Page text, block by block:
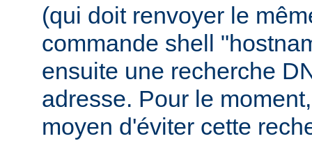
(qui doit renvoyer le
commande shell
ensuite une recherche
adresse. Pour le
moyen d'éviter cette